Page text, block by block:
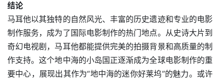
结论
马耳他以其独特的自然风光、丰富的历史遗迹和专业的电影
制作服务，成为了国际电影制作的热门地点。从史诗大片到
奇幻电视剧，马耳他都能提供完美的拍摄背景和高质量的制
作支持。这个地中海的小岛国正逐渐成为全球电影制作的重
要中心，展现出其作为“地中海的迷你好莱坞”的魅力。或许